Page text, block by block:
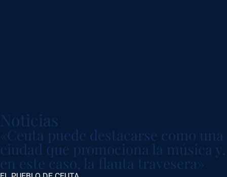
Noticias
«Ceuta puede destacarse como una
ciudad que promociona la música y,
en este caso, la flauta travesera»